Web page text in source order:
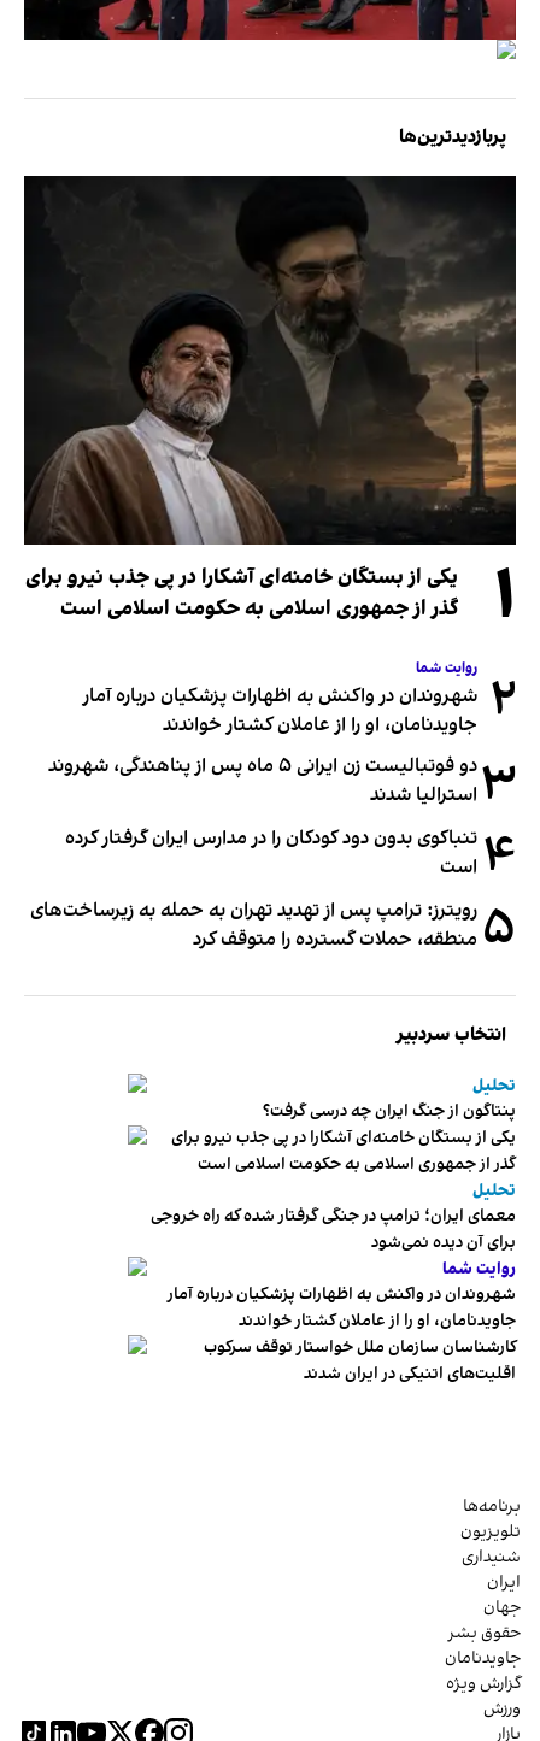
پربازدیدترین‌ها
۱
یکی از بستگان خامنه‌ای آشکارا در پی جذب نیرو برای
گذر از جمهوری اسلامی به حکومت اسلامی است
۲ روایت شما
شهروندان در واکنش به اظهارات پزشکیان درباره آمار
جاویدنامان، او را از عاملان کشتار خواندند
۳
دو فوتبالیست زن ایرانی ۵ ماه پس از پناهندگی، شهروند
استرالیا شدند
۴ تنباکوی بدون دود کودکان را در مدارس ایران گرفتار کرده
است
۵ رویترز: ترامپ پس از تهدید تهران به حمله به زیرساخت‌های
منطقه، حملات گسترده را متوقف کرد
انتخاب سردبیر
تحلیل
پنتاگون از جنگ ایران چه درسی گرفت؟
یکی از بستگان خامنه‌ای آشکارا در پی جذب نیرو برای
گذر از جمهوری اسلامی به حکومت اسلامی است
تحلیل
معمای ایران؛ ترامپ در جنگی گرفتار شده که راه خروجی
برای آن دیده نمی‌شود
روایت شما
شهروندان در واکنش به اظهارات پزشکیان درباره آمار
جاویدنامان، او را از عاملان کشتار خواندند
کارشناسان سازمان ملل خواستار توقف سرکوب
اقلیت‌های اتنیکی در ایران شدند
برنامه‌ها
تلویزیون
شنیداری
ایران
جهان
حقوق بشر
جاویدنامان
گزارش ویژه
ورزش
بازار